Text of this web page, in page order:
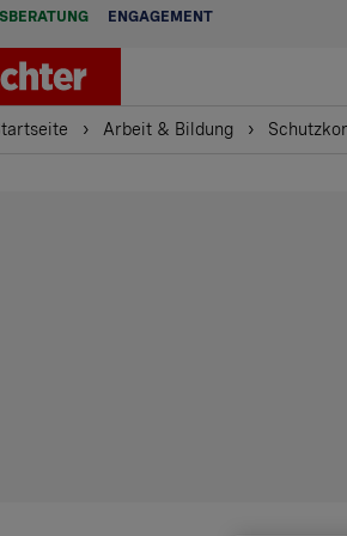
ENGAGEMENT
Arbeit & Bildung